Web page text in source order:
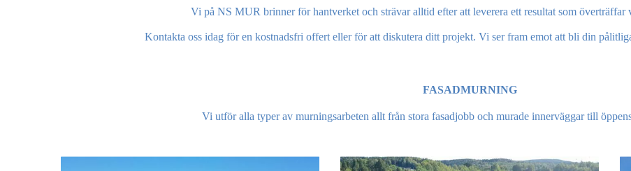
Vi på NS MUR brinner för hantverket och strävar alltid efter att leverera ett resultat som överträffar
Kontakta oss idag för en kostnadsfri offert eller för att diskutera ditt projekt. Vi ser fram emot att bli din
FASADMURNING
Vi utför alla typer av murningsarbeten allt från stora fasadjobb och murade innerväggar till